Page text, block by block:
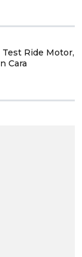
Test Ride Motor,
Cara